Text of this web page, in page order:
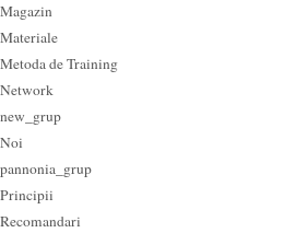
Magazin
Materiale
Metoda de Training
Network
new_grup
Noi
pannonia_grup
Principii
Recomandari